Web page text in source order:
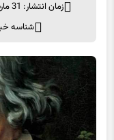
زمان انتشار: 31 مارس 2023 ساعت 19:32
شناسه خبر: